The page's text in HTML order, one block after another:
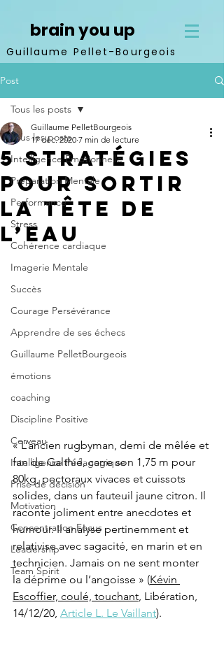
brain you up
Guillaume Pellet-Bourgeois
Post
Tous les posts
Intelligence Emotionnelle
Préparation Mentale
Performance
Stress
Cohérence cardiaque
Imagerie Mentale
Succès
Courage Persévérance
Apprendre de ses échecs
Guillaume PelletBourgeois
émotions
coaching
Discipline Positive
Cerveau
Intelligence Pédagogique
Prise de décision
Motivation
Concentration Focus
Leadership
Team Spirit
Tous les posts
5 stratégies
pour sortir
la tête de
l’eau
Guillaume PelletBourgeois
17 déc. 2020 7 min de lecture
« L’ancien rugbyman, demi de mêlée et
fan de Galthié, carre son 1,75 m pour
80kg, pectoraux vivaces et cuissots
solides, dans un fauteuil jaune citron. Il
raconte joliment entre anecdotes et
humour. Il analyse pertinemment et
relativise avec sagacité, en marin et en
technicien. Jamais on ne sent monter
la déprime ou l’angoisse » (Kévin
Escoffier, coulé, touchant, Libération,
14/12/20, Article L. Le Vaillant).